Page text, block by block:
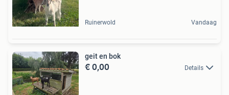
Ruinerwold Vandaag
geit en bok
€ 0,00 Details